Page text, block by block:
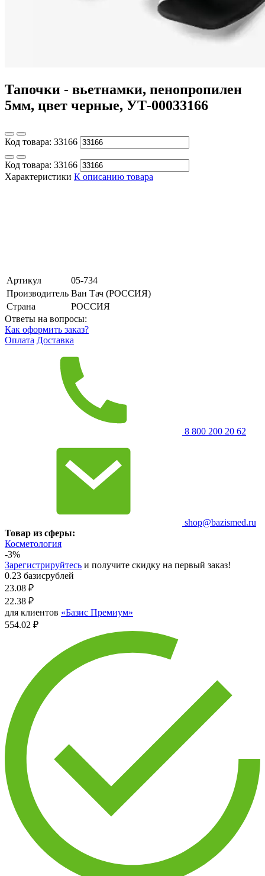
Тапочки - вьетнамки, пенопропилен
5мм, цвет черные, УТ-00033166
Код товара: 33166
Код товара: 33166
Характеристики К описанию товара
Артикул
05-734
Производитель Ван Тач (РОССИЯ)
Страна
РОССИЯ
Ответы на вопросы:
Как оформить заказ?
Оплата Доставка
8 800 200 20 62
shop@bazismed.ru
Товар из сферы:
Косметология
-3%
Зарегистрируйтесь и получите скидку на первый заказ!
0.23 базисрублей
23.08 ₽
22.38 ₽
для клиентов «Базис Премиум»
554.02 ₽